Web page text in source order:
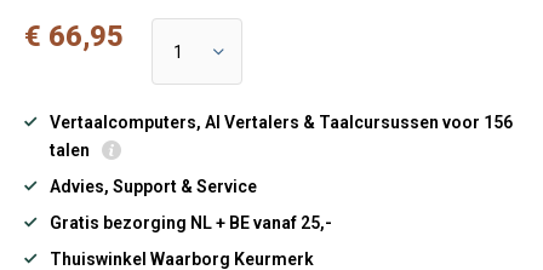
€ 66,95
Vertaalcomputers, AI Vertalers & Taalcursussen voor 156
talen
Advies, Support & Service
Gratis bezorging NL + BE vanaf 25,-
Thuiswinkel Waarborg Keurmerk